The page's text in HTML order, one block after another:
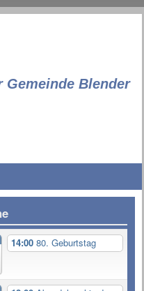
Gemeinde Blender
14:0080. Geburtstag